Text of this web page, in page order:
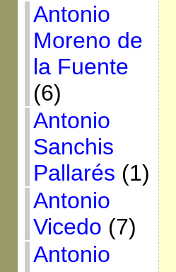
Antonio
Moreno de
la Fuente
(6)
Antonio
Sanchis
Pallarés (1)
Antonio
Vicedo (7)
Antonio